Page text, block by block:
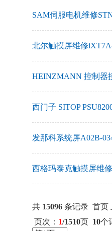
共 15096 条记录 首页
页次： 1/1510页 10个